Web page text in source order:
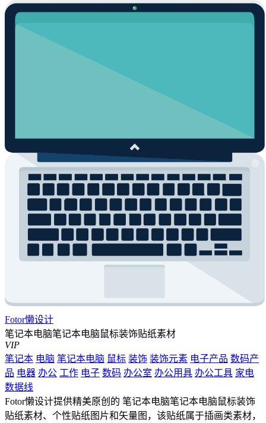
Fotor懒设计
笔记本电脑笔记本电脑鼠标装饰贴纸素材
VIP
笔记本 电脑 笔记本电脑 鼠标 装饰 装饰元素 电子产品 数码产
品 电器 办公 工作 电子 数码 办公室 办公用具 办公工具 家电
数据线
Fotor懒设计提供精美原创的 笔记本电脑笔记本电脑鼠标装饰
贴纸素材、个性贴纸图片和矢量图，该贴纸属于插画类素材，